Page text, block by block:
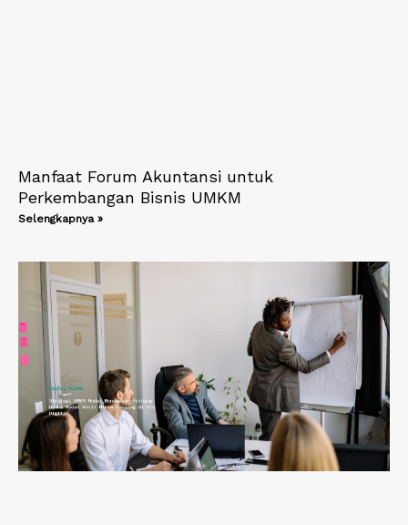
Manfaat Forum Akuntansi untuk
Perkembangan Bisnis UMKM
Selengkapnya »